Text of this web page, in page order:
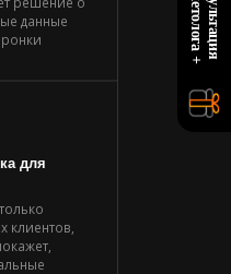
данные
для
клиентов,